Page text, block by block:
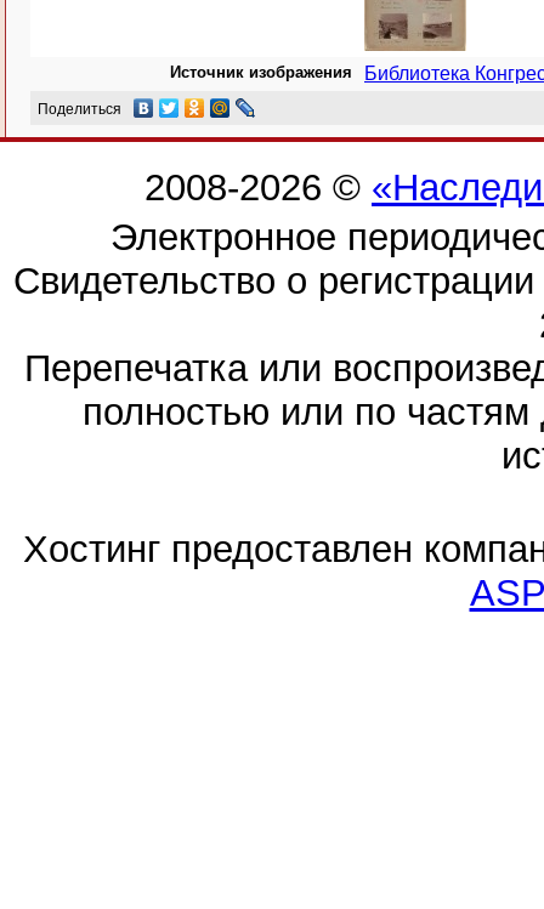
Источник изображения Библиотека
Поделиться
2008-2026 ©
Электронное
Свидетельство о
Перепечатка или
полностью или по частям
Хостинг предоставлен